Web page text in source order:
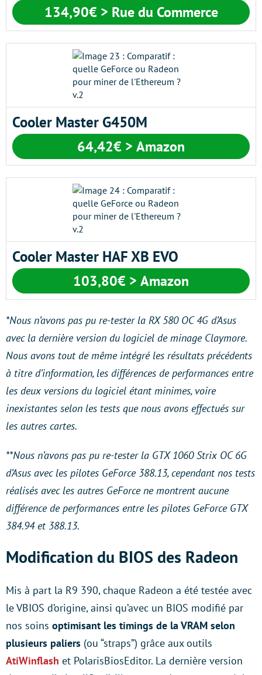
134,90€ > Rue du Commerce
Cooler Master G450M
64,42€ > Amazon
Cooler Master HAF XB EVO
103,80€ > Amazon
*Nous n’avons pas pu re-tester la RX 580 OC 4G d’Asus
avec la dernière version du logiciel de minage Claymore.
Nous avons tout de même intégré les résultats précédents
à titre d’information, les différences de performances entre
les deux versions du logiciel étant minimes, voire
inexistantes selon les tests que nous avons effectués sur
les autres cartes.
**Nous n’avons pas pu re-tester la GTX 1060 Strix OC 6G
d’Asus avec les pilotes GeForce 388.13, cependant nos tests
réalisés avec les autres GeForce ne montrent aucune
différence de performances entre les pilotes GeForce GTX
384.94 et 388.13.
Modification du BIOS des Radeon
Mis à part la R9 390, chaque Radeon a été testée avec
le VBIOS d’origine, ainsi qu’avec un BIOS modifié par
nos soins optimisant les timings de la VRAM selon
plusieurs paliers (ou “straps”) grâce aux outils
AtiWinflash et PolarisBiosEditor. La dernière version